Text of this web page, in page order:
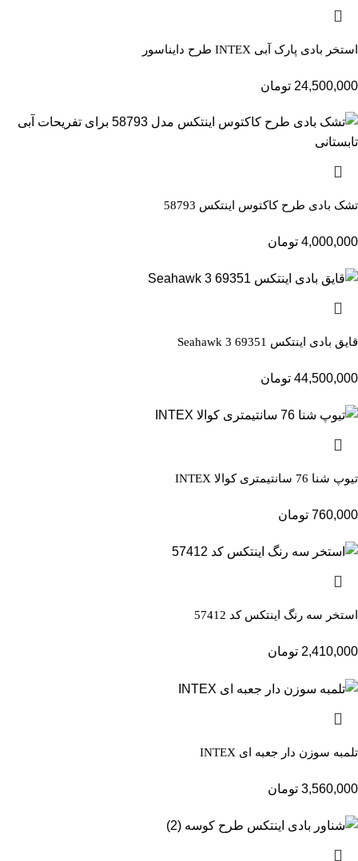
استخر بادی پارک آبی INTEX طرح دایناسور
24,500,000 تومان
تشک بادی طرح کاکتوس اینتکس 58793
4,000,000 تومان
قایق بادی اینتکس Seahawk 3 69351
44,500,000 تومان
تیوپ شنا 76 سانتیمتری کوالا INTEX
760,000 تومان
استخر سه رنگ اینتکس کد 57412
2,410,000 تومان
تلمبه سوزن دار جعبه ای INTEX
3,560,000 تومان